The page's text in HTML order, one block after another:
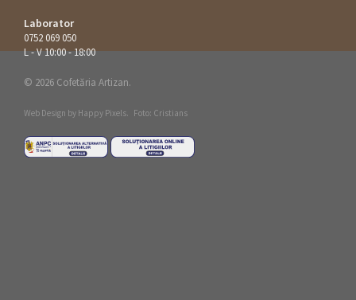
Laborator
0752 069 050
L - V 10:00 - 18:00
© 2026 Cofetăria Artizan.
Web Design by Happy Pixels. Foto: Cristians